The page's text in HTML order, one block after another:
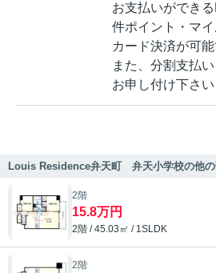
お支払いができ
件ポイント・マ
カード決済が可能
また、分割支払
お申し付け下さ
Louis Residence弁天町 弁天小学校の他
2階
15.8万円
2階 / 45.03㎡ / 1SLDK
2階